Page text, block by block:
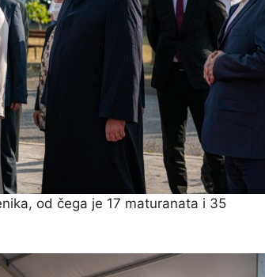
od čega je 17 maturanata i 35